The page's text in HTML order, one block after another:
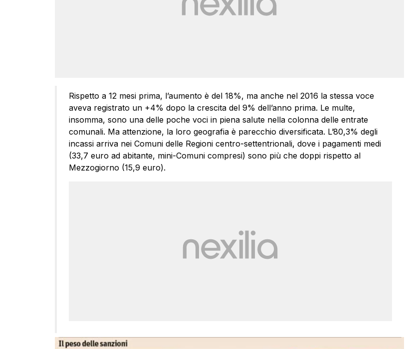
Rispetto a 12 mesi prima, l’aumento è del 18%, ma anche nel 2016 la stessa voce
aveva registrato un +4% dopo la crescita del 9% dell’anno prima. Le multe,
insomma, sono una delle poche voci in piena salute nella colonna delle entrate
comunali. Ma attenzione, la loro geografia è parecchio diversificata. L’80,3% degli
incassi arriva nei Comuni delle Regioni centro-settentrionali, dove i pagamenti medi
(33,7 euro ad abitante, mini-Comuni compresi) sono più che doppi rispetto al
Mezzogiorno (15,9 euro).